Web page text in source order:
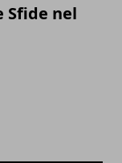
Sfide nel